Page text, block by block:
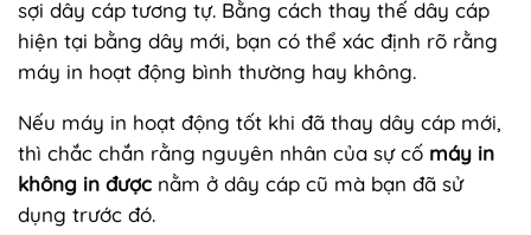
sợi dây cáp tương tự. Bằng cách thay thế dây cáp
hiện tại bằng dây mới, bạn có thể xác định rõ rằng
máy in hoạt động bình thường hay không.
Nếu máy in hoạt động tốt khi đã thay dây cáp mới,
thì chắc chắn rằng nguyên nhân của sự cố máy in
không in được nằm ở dây cáp cũ mà bạn đã sử
dụng trước đó.